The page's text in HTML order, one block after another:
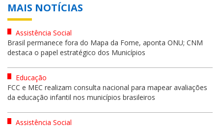
MAIS NOTÍCIAS
Assistência Social
Brasil permanece fora do Mapa da Fome, aponta ONU; CNM
destaca o papel estratégico dos Municípios
Educação
FCC e MEC realizam consulta nacional para mapear avaliações
da educação infantil nos municípios brasileiros
Assistência Social